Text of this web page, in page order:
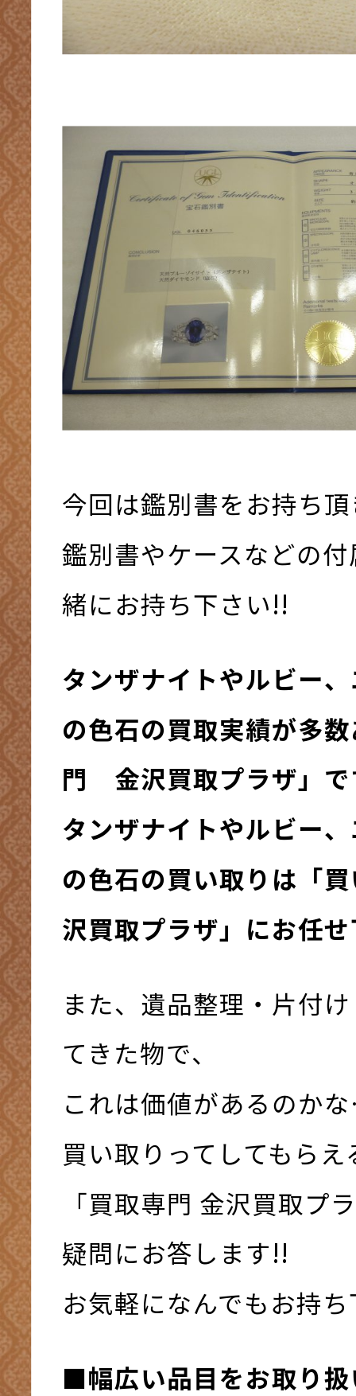
今回は鑑別書をお持ち
鑑別書やケースなどの
緒にお持ち下さい!!
タンザナイトやルビー
の色石の買取実績が多
門 金沢買取プラザ」で
タンザナイトやルビー
の色石の買い取りは「
沢買取プラザ」にお任
また、遺品整理・片付
てきた物で、
これは価値があるのか
買い取りってしてもら
「買取専門 金沢買取プ
疑問にお答します!!
お気軽になんでもお持
■幅広い品目をお取り